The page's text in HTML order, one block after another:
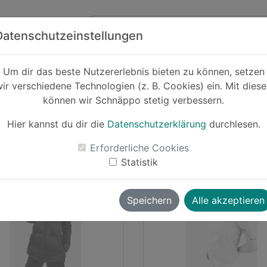
Um dir das beste Nutzererlebnis bieten zu können, setzen
verschiedene Technologien (z. B. Cookies) ein. Mit
können wir Schnäppo stetig verbessern.
Hier kannst du dir die Datenschutzerklärung durchlesen.
Erforderliche Cookies
Statistik
Speichern Alle akzeptieren
Blue Tomato
vor ~2 Jahren
Cashback